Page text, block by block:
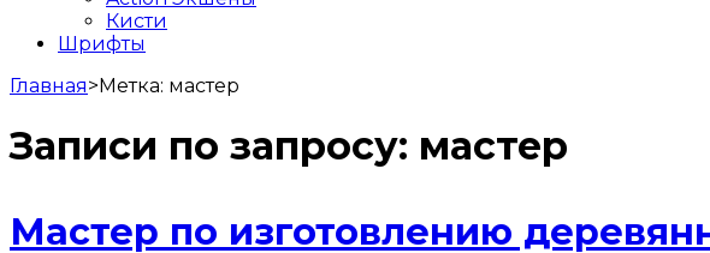
Кисти
Шрифты
Главная>Метка: мастер
Записи по запросу: мастер
Мастер по изготовлению